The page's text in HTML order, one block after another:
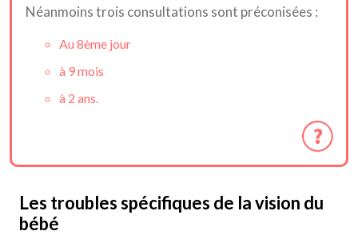
Néanmoins trois consultations sont préconisées :
Au 8ème jour
à 9 mois
à 2 ans.
Les troubles spécifiques de la vision du
bébé